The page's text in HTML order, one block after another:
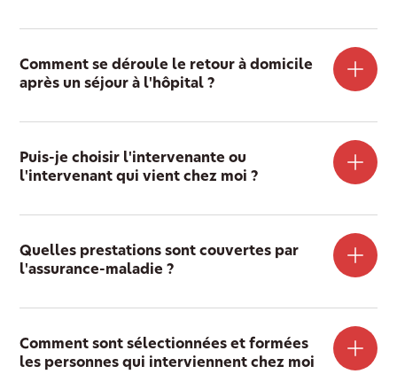
Comment se déroule le retour à domicile
après un séjour à l'hôpital ?
Puis-je choisir l'intervenante ou
l'intervenant qui vient chez moi ?
Quelles prestations sont couvertes par
l'assurance-maladie ?
Comment sont sélectionnées et formées
les personnes qui interviennent chez moi